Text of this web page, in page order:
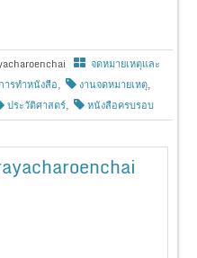
จดหมายเหตุและ
การทำหนังสือ, งานจดหมายเหตุ,
ประวัติศาสตร์, หนังสือครบรอบ